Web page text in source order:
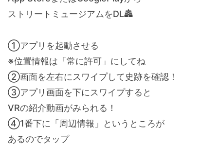
ストリートミュージアムをDL🏯
①アプリを起動させる
※位置情報は「常に許可」にしてね
②画面を左右にスワイプして史跡を確認！
③アプリ画面を下にスワイプすると
VRの紹介動画がみられる！
④1番下に「周辺情報」というところが
あるのでタップ